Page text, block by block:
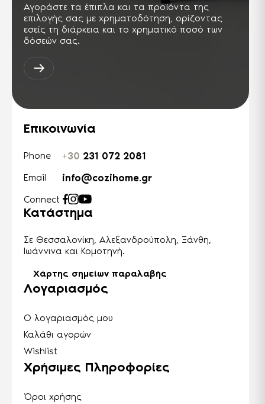
Αγοράστε τα έπιπλα και τα προϊόντα της
επιλογής σας με χρηματοδότηση, ορίζοντας
εσείς τη διάρκεια και το χρηματικό ποσό των
δόσεών σας.
Επικοινωνία
Phone +30 231 072 2081
Email info@cozihome.gr
Connect
Κατάστημα
Σε Θεσσαλονίκη, Αλεξανδρούπολη, Ξάνθη,
Ιωάννινα και Κομοτηνή.
Χάρτης σημείων παραλαβής
Λογαριασμός
Ο λογαριασμός μου
Καλάθι αγορών
Wishlist
Χρήσιμες Πληροφορίες
Όροι χρήσης